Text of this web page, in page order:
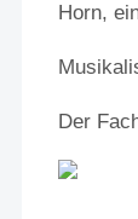
Horn,
Der